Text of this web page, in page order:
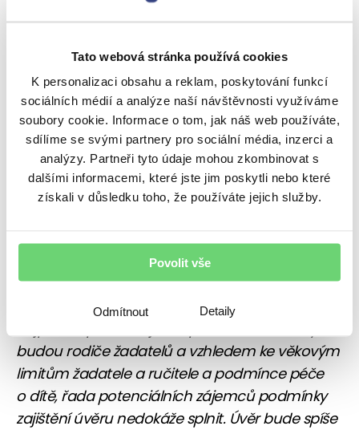
Detaily
Tato webová stránka používá cookies
K personalizaci obsahu a reklam, poskytování funkcí
sociálních médií a analýze naší návštěvnosti využíváme
soubory cookie. Informace o tom, jak náš web používáte,
sdílíme se svými partnery pro sociální média, inzerci a
analýzy. Partneři tyto údaje mohou zkombinovat s
dalšími informacemi, které jste jim poskytli nebo které
získali v důsledku toho, že používáte jejich služby.
Povolit vše
Odmítnout
Nároky na ručitele jsou následující. Vstupní věk
příjem za poslední tři měsíce nad 15 000 Kč.
Nároky na zajištění jsou podle mého názoru
nejproblematičtější částí celého úvěrového
programu. Dle dosavadních informací od
českých bank poskytujících hypotéky, naprostá
většina z nich zástavní právo ve 2. pořadí pro
většina žadatelů se tedy bez alespoň 1 ručitele
neobejde. Nároky na ručitele jsou oproti
úvěrům ze stavebního spoření mírnější, ale ručit
někomu za úvěr chce dnes jen málokdo.
budou rodiče žadatelů a vzhledem ke věkovým
limitům žadatele a ručitele a podmínce péče
o dítě, řada potenciálních zájemců podmínky
zajištění úvěru nedokáže splnit. Úvěr bude spíše